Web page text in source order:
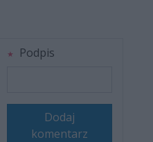
Podpis
Dodaj
komentarz